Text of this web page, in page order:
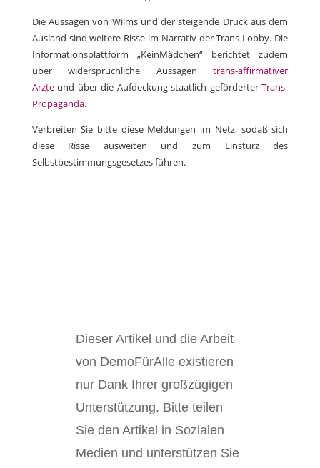
Die Aussagen von Wilms und der steigende Druck aus dem
Ausland sind weitere Risse im Narrativ der Trans-Lobby. Die
Informationsplattform „KeinMädchen“ berichtet zudem
über widersprüchliche Aussagentrans-affirmativer
Ärzteund über die Aufdeckung staatlich geförderterTrans-
Propaganda.
Verbreiten Sie bitte diese Meldungen im Netz, sodaß sich
diese Risse ausweiten und zum Einsturz des
Selbstbestimmungsgesetzes führen.
Dieser Artikel und die Arbeit
von DemoFürAlle existieren
nur Dank Ihrer großzügigen
Unterstützung. Bitte teilen
Sie den Artikel in Sozialen
Medien und unterstützen Sie